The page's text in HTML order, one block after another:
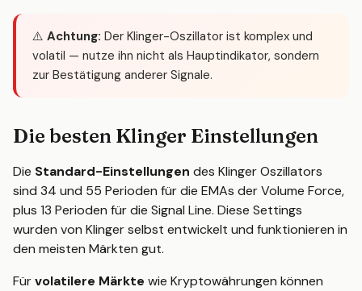
⚠️ Achtung: Der Klinger-Oszillator ist komplex und
volatil — nutze ihn nicht als Hauptindikator, sondern
zur Bestätigung anderer Signale.
Die besten Klinger Einstellungen
Die Standard-Einstellungen des Klinger Oszillators
sind 34 und 55 Perioden für die EMAs der Volume Force,
plus 13 Perioden für die Signal Line. Diese Settings
wurden von Klinger selbst entwickelt und funktionieren in
den meisten Märkten gut.
Fürvolatilere Märkte wie Kryptowährungen können